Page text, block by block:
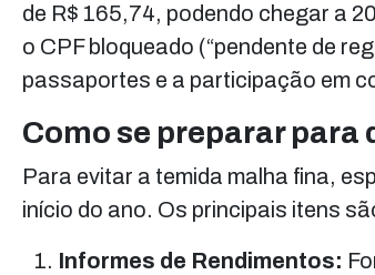
de R$ 165,74, podendo chegar a
o CPF bloqueado (“pendente de
passaportes e a participação em
Como se preparar para
Para evitar a temida malha fina,
início do ano. Os principais itens
Informes de Rendimentos: